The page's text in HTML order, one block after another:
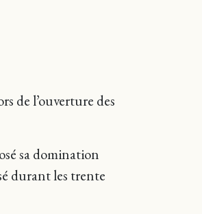
de l’ouverture des
sa domination
durant les trente